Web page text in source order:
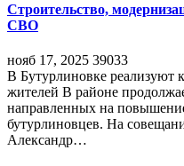
Строительство,
СВО
нояб 17, 2025 39033
В Бутурлиновке реализуют
жителей В районе
направленных на
бутурлиновцев. На
Александр…